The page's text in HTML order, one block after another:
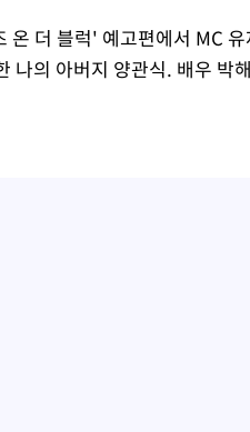
더 블럭' 예고편에서 MC
나의 아버지 양관식. 배우 박